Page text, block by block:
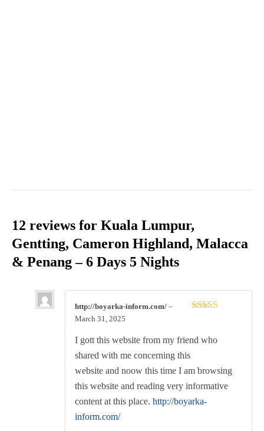
12 reviews for Kuala Lumpur,
Gentting, Cameron Highland, Malacca
& Penang – 6 Days 5 Nights
http://boyarka-inform.com/ –
March 31, 2025
I gott this website from my friend who
shared with me concerning this
website and noow this time I am browsing
this website and reading very informative
content at this place. http://boyarka-
inform.com/